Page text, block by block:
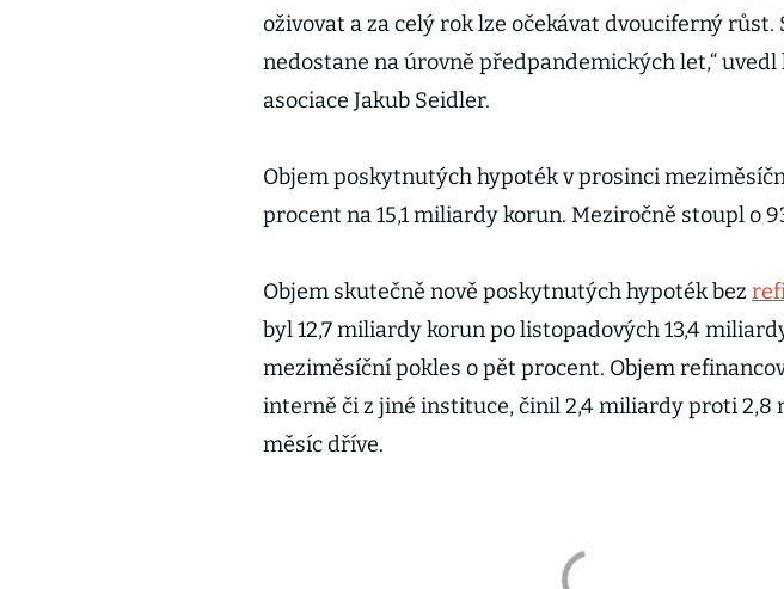
oživovat a za celý rok lze očekávat dvouciferný růst.
nedostane na úrovně předpandemických let,“
asociace Jakub Seidler.
Objem poskytnutých hypoték v prosinci
procent na 15,1 miliardy korun. Meziročně stoupl o
Objem skutečně nově poskytnutých hypoték bez
byl 12,7 miliardy korun po listopadových 13,4
meziměsíční pokles o pět procent. Objem
interně či z jiné instituce, činil 2,4 miliardy proti 2,8
měsíc dříve.